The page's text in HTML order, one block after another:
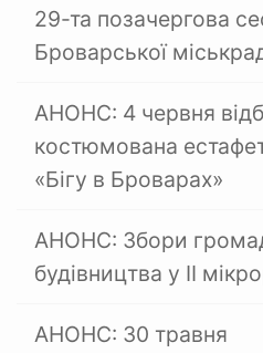
29-та позачергова
Броварської
АНОНС: 4 червня
костюмована
«Бігу в Броварах»
АНОНС: Збори
будівництва у ІІ
АНОНС: 30 травня